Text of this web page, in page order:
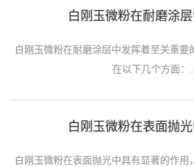
白刚玉微粉在耐磨涂
白刚玉微粉在耐磨涂层中发挥着至关重要
在以下几个方面：
白刚玉微粉在表面抛
白刚玉微粉在表面抛光中具有显著的作用